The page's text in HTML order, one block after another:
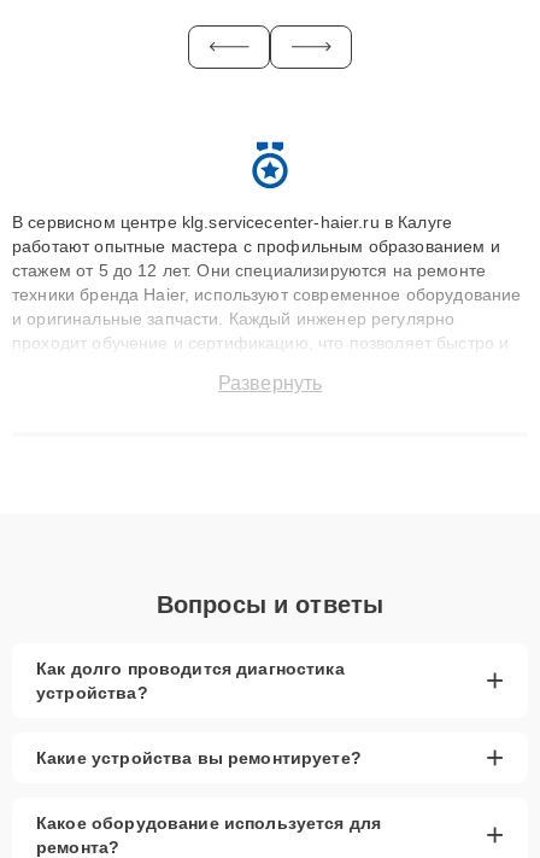
В сервисном центре klg.servicecenter-haier.ru в Калуге
работают опытные мастера с профильным образованием и
стажем от 5 до 12 лет. Они специализируются на ремонте
техники бренда Haier, используют современное оборудование
и оригинальные запчасти. Каждый инженер регулярно
проходит обучение и сертификацию, что позволяет быстро и
сохранением гарантии до 3 лет. Наши мастера решают
Развернуть
Вопросы и ответы
Как долго проводится диагностика
устройства?
+
Какие устройства вы ремонтируете? +
Какое оборудование используется для
ремонта?
+